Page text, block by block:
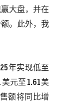
大盘，并在
。此外，我
年实现低至
美元至 1.61 美
额将同比增